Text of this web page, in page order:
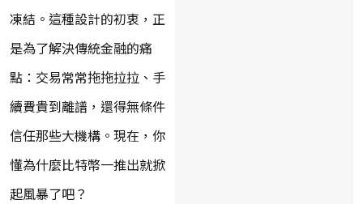
凍結。這種設計的初衷，正
是為了解決傳統金融的痛
點：交易常常拖拖拉拉、手
續費貴到離譜，還得無條件
信任那些大機構。現在，你
懂為什麼比特幣一推出就掀
起風暴了吧？